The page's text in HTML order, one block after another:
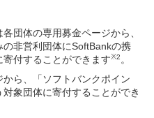
団体の専用募金ページから、
非営利団体にSoftBankの携
付することができます※2 。
から、「ソフトバンクポイン
象団体に寄付することができ